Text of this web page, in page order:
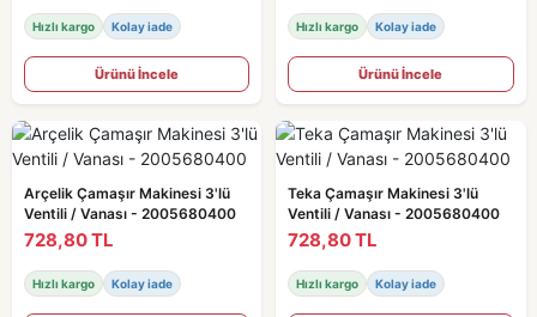
Hızlı kargo Kolay iade
Ürünü İncele
Hızlı kargo Kolay iade
Ürünü İncele
Arçelik Çamaşır Makinesi 3'lü
Ventili / Vanası - 2005680400
728,80 TL
Hızlı kargo Kolay iade
Teka Çamaşır Makinesi 3'lü
Ventili / Vanası - 2005680400
728,80 TL
Hızlı kargo Kolay iade